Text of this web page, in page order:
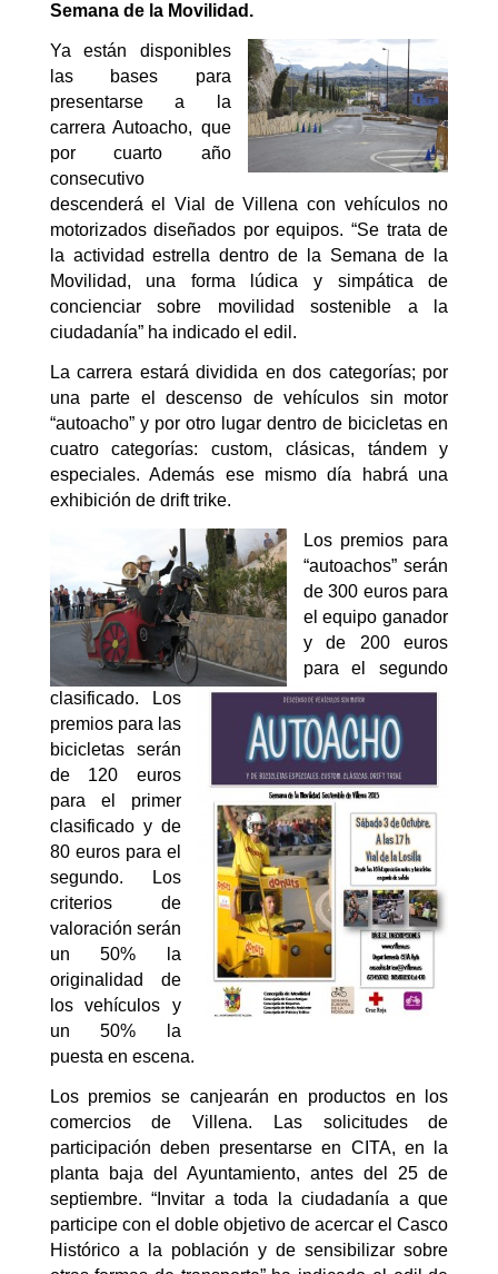
Semana de la Movilidad.
Ya están disponibles
las bases para
presentarse a la
carrera Autoacho, que
por cuarto año
consecutivo
descenderá el Vial de Villena con vehículos no
motorizados diseñados por equipos. “Se trata de
la actividad estrella dentro de la Semana de la
Movilidad, una forma lúdica y simpática de
concienciar sobre movilidad sostenible a la
ciudadanía” ha indicado el edil.
La carrera estará dividida en dos categorías; por
una parte el descenso de vehículos sin motor
“autoacho” y por otro lugar dentro de bicicletas en
cuatro categorías: custom, clásicas, tándem y
especiales. Además ese mismo día habrá una
exhibición de drift trike.
Los premios para
“autoachos” serán
de 300 euros para
el equipo ganador
y de 200 euros
para el segundo
clasificado. Los
premios para las
bicicletas serán
de 120 euros
para el primer
clasificado y de
80 euros para el
segundo. Los
criterios de
valoración serán
un 50% la
originalidad de
los vehículos y
un 50% la
puesta en escena.
Los premios se canjearán en productos en los
comercios de Villena. Las solicitudes de
participación deben presentarse en CITA, en la
planta baja del Ayuntamiento, antes del 25 de
septiembre. “Invitar a toda la ciudadanía a que
participe con el doble objetivo de acercar el Casco
Histórico a la población y de sensibilizar sobre